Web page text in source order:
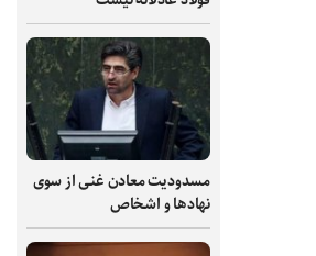
مسدودیت معادن غنی از سوی
نهادها و اشخاص